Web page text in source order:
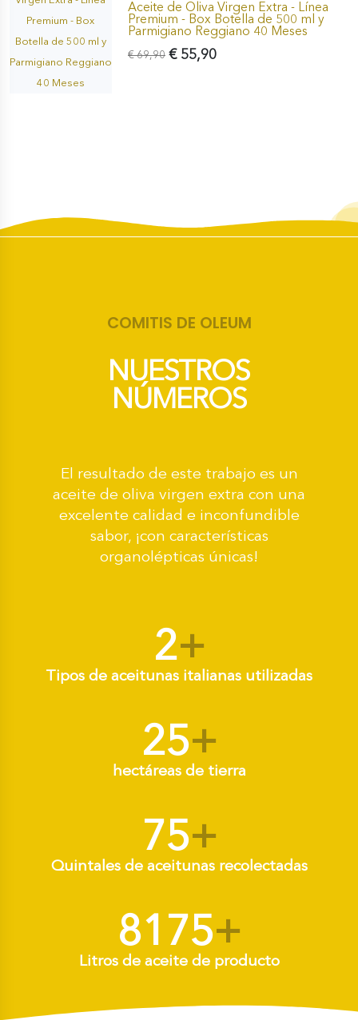
Aceite de Oliva Virgen Extra - Línea
Premium - Box Botella de 500 ml y
Parmigiano Reggiano 40 Meses
€ 55,90
€ 69,90
COMITIS DE OLEUM
NUESTROS
NÚMEROS
El resultado de este trabajo es un
aceite de oliva virgen extra con una
excelente calidad e inconfundible
sabor, ¡con características
organolépticas únicas!
2+
Tipos de aceitunas italianas utilizadas
25+
hectáreas de tierra
75+
Quintales de aceitunas recolectadas
8175+
Litros de aceite de producto